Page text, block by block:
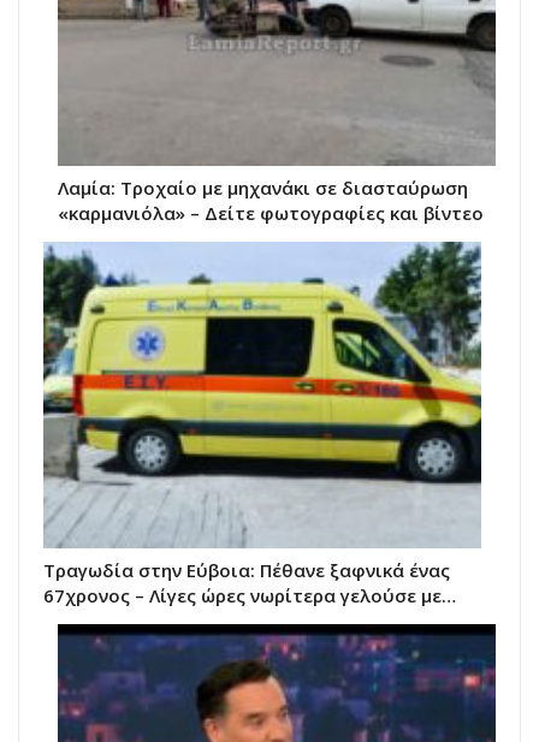
Λαμία: Τροχαίο με μηχανάκι σε διασταύρωση
«καρμανιόλα» – Δείτε φωτογραφίες και βίντεο
Τραγωδία στην Εύβοια: Πέθανε ξαφνικά ένας
67χρονος – Λίγες ώρες νωρίτερα γελούσε με…